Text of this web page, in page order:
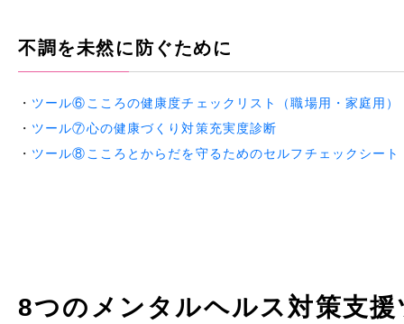
不調を未然に防ぐために
・ ツール⑥こころの健康度チェックリスト（職場用・家庭用）
・ ツール⑦心の健康づくり対策充実度診断
・ ツール⑧こころとからだを守るためのセルフチェックシート
8つのメンタルヘルス対策支